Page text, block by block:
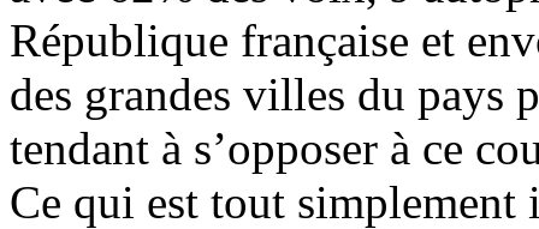
République française et
des grandes villes du pays
tendant à s’opposer à ce
Ce qui est tout